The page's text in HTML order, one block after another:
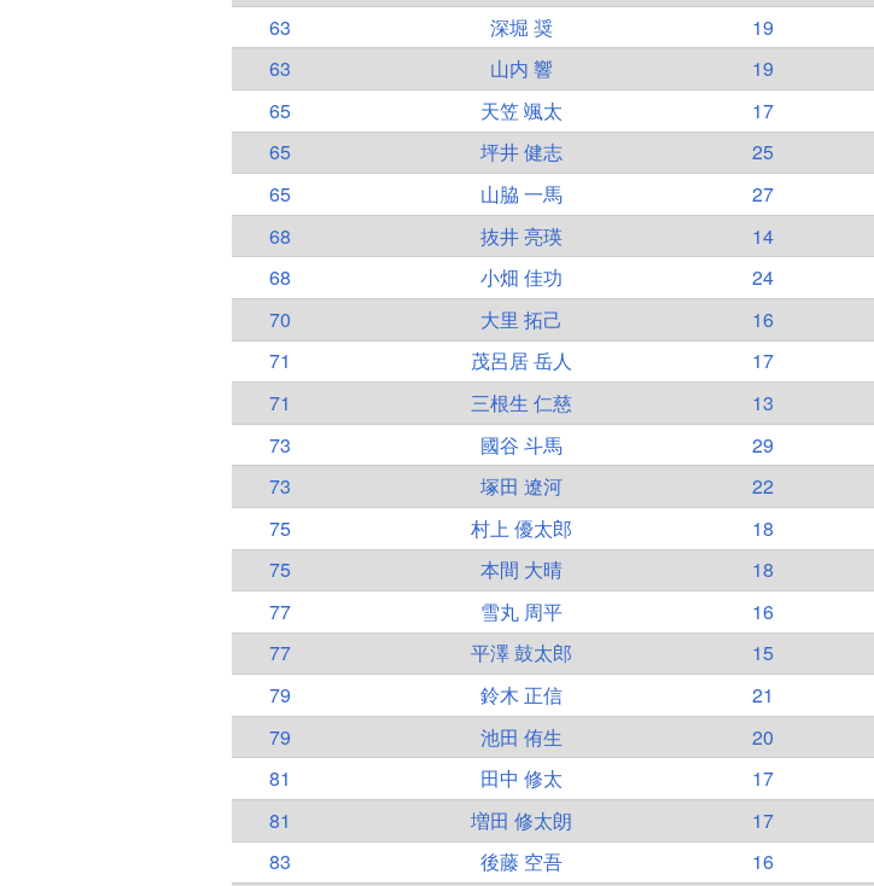
63
深堀 奨 19
63
山内 響 19
65
天笠 颯太 17
65
坪井 健志 25
65
山脇 一馬 27
68
抜井 亮瑛 14
68
小畑 佳功 24
70
大里 拓己 16
71
茂呂居 岳人 17
71
三根生 仁慈 13
73
國谷 斗馬 29
73
塚田 遼河 22
75
村上 優太郎 18
75
本間 大晴 18
77
雪丸 周平 16
77
平澤 鼓太郎 15
79
鈴木 正信 21
79
池田 侑生 20
81
田中 修太 17
81
増田 修太朗 17
83
後藤 空吾 16